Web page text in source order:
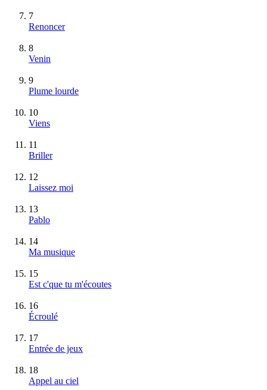
7
Renoncer
8
Venin
9
Plume lourde
10
Viens
11
Briller
12
Laissez moi
13
Pablo
14
Ma musique
15
Est c'que tu m'écoutes
16
Écroulé
17
Entrée de jeux
18
Appel au ciel